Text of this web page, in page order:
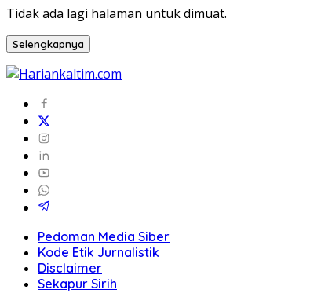
Tidak ada lagi halaman untuk dimuat.
Selengkapnya
Pedoman Media Siber
Kode Etik Jurnalistik
Disclaimer
Sekapur Sirih